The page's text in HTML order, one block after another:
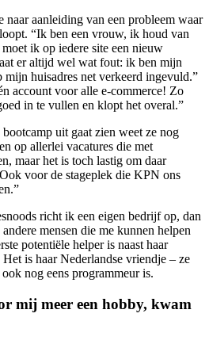
naar aanleiding van een probleem waar
“Ik ben een vrouw, ik houd van
ik op iedere site een nieuw
er altijd wel wat fout: ik ben mijn
huisadres net verkeerd ingevuld.”
account voor alle e-commerce! Zo
in te vullen en klopt het overal.”
uit gaat zien weet ze nog
op allerlei vacatures die met
maar het is toch lastig om daar
voor de stageplek die KPN ons
richt ik een eigen bedrijf op, dan
mensen die me kunnen helpen
potentiële helper is naast haar
is haar Nederlandse vriendje – ze
nog eens programmeur is.
mij meer een hobby, kwam